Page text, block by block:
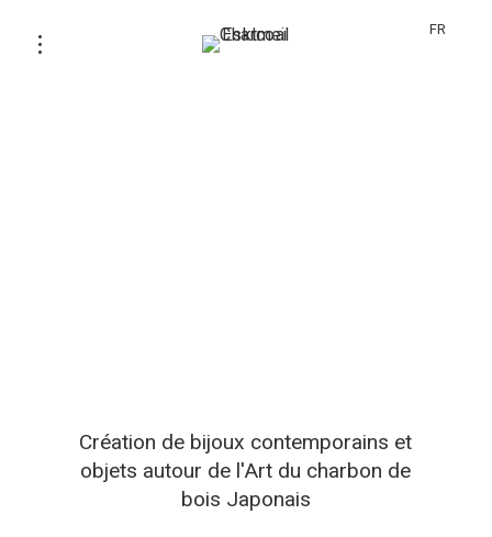
FR
Création de bijoux contemporains et
objets autour de l'Art du charbon de
bois Japonais